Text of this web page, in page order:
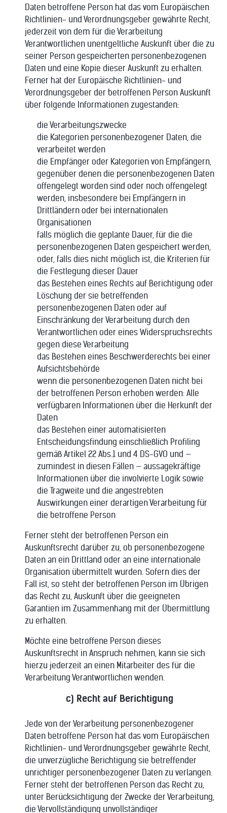
Daten betroffene Person hat das vom Europäischen
Richtlinien- und Verordnungsgeber gewährte Recht,
jederzeit von dem für die Verarbeitung
Verantwortlichen unentgeltliche Auskunft über die zu
seiner Person gespeicherten personenbezogenen
Daten und eine Kopie dieser Auskunft zu erhalten.
Ferner hat der Europäische Richtlinien- und
Verordnungsgeber der betroffenen Person Auskunft
über folgende Informationen zugestanden:
die Verarbeitungszwecke
die Kategorien personenbezogener Daten, die
verarbeitet werden
die Empfänger oder Kategorien von Empfängern,
gegenüber denen die personenbezogenen Daten
offengelegt worden sind oder noch offengelegt
werden, insbesondere bei Empfängern in
Drittländern oder bei internationalen
Organisationen
falls möglich die geplante Dauer, für die die
personenbezogenen Daten gespeichert werden,
oder, falls dies nicht möglich ist, die Kriterien für
die Festlegung dieser Dauer
das Bestehen eines Rechts auf Berichtigung oder
Löschung der sie betreffenden
personenbezogenen Daten oder auf
Einschränkung der Verarbeitung durch den
Verantwortlichen oder eines Widerspruchsrechts
gegen diese Verarbeitung
das Bestehen eines Beschwerderechts bei einer
Aufsichtsbehörde
wenn die personenbezogenen Daten nicht bei
der betroffenen Person erhoben werden: Alle
verfügbaren Informationen über die Herkunft der
Daten
das Bestehen einer automatisierten
Entscheidungsfindung einschließlich Profiling
gemäß Artikel 22 Abs.1 und 4 DS-GVO und —
zumindest in diesen Fällen — aussagekräftige
Informationen über die involvierte Logik sowie
die Tragweite und die angestrebten
Auswirkungen einer derartigen Verarbeitung für
die betroffene Person
Ferner steht der betroffenen Person ein
Auskunftsrecht darüber zu, ob personenbezogene
Daten an ein Drittland oder an eine internationale
Organisation übermittelt wurden. Sofern dies der
Fall ist, so steht der betroffenen Person im Übrigen
das Recht zu, Auskunft über die geeigneten
Garantien im Zusammenhang mit der Übermittlung
zu erhalten.
Möchte eine betroffene Person dieses
Auskunftsrecht in Anspruch nehmen, kann sie sich
hierzu jederzeit an einen Mitarbeiter des für die
Verarbeitung Verantwortlichen wenden.
c) Recht auf Berichtigung
Jede von der Verarbeitung personenbezogener
Daten betroffene Person hat das vom Europäischen
Richtlinien- und Verordnungsgeber gewährte Recht,
die unverzügliche Berichtigung sie betreffender
unrichtiger personenbezogener Daten zu verlangen.
Ferner steht der betroffenen Person das Recht zu,
unter Berücksichtigung der Zwecke der Verarbeitung,
die Vervollständigung unvollständiger